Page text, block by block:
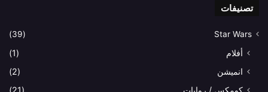
تصنيفات
Star Wars
(39)
أفلام
(1)
انميشن
(2)